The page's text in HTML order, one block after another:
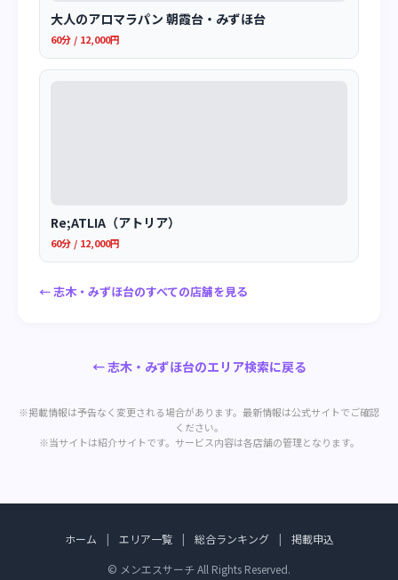
大人のアロマラパン 朝霞台・みずほ台
60分 / 12,000円
Re;ATLIA（アトリア）
60分 / 12,000円
← 志木・みずほ台のすべての店舗を見る
← 志木・みずほ台のエリア検索に戻る
※掲載情報は予告なく変更される場合があります。最新情報は公式サイトでご確認
ください。
※当サイトは紹介サイトです。サービス内容は各店舗の管理となります。
ホーム | エリア一覧 | 総合ランキング |
掲載申込
© メンエスサーチ All Rights Reserved.